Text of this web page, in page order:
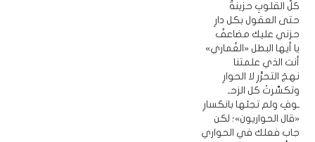
كلُّ القلوبِ حزينةٌ
حتى العقول بكل دارِ
حزني عليك مضاعفٌ
يا أيها البطل «الغُماري»
أنت الذي علمتنا
نهجَ التحرُّرِ لا الحوارِ
وتكسَّرتْ كل الزحـ
ـوفِ ولم تجئها بانكسارِ
«قال الحواريون»؛ لكن
جاب فعلك في الحواري